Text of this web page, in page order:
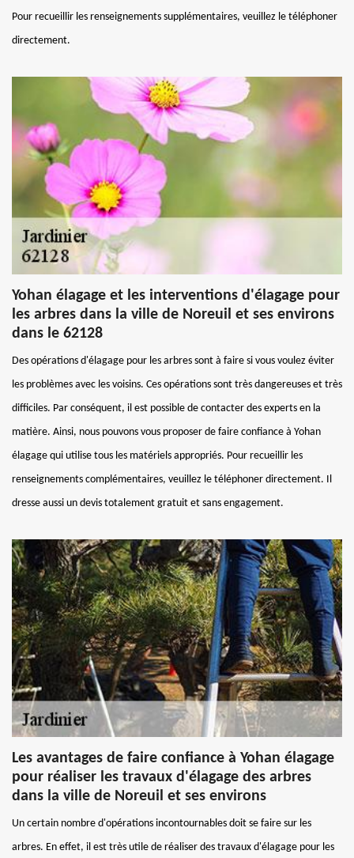
Pour recueillir les renseignements supplémentaires, veuillez le téléphoner
directement.
Yohan élagage et les interventions d'élagage pour
les arbres dans la ville de Noreuil et ses environs
dans le 62128
Des opérations d'élagage pour les arbres sont à faire si vous voulez éviter
les problèmes avec les voisins. Ces opérations sont très dangereuses et très
difficiles. Par conséquent, il est possible de contacter des experts en la
matière. Ainsi, nous pouvons vous proposer de faire confiance à Yohan
élagage qui utilise tous les matériels appropriés. Pour recueillir les
renseignements complémentaires, veuillez le téléphoner directement. Il
dresse aussi un devis totalement gratuit et sans engagement.
Les avantages de faire confiance à Yohan élagage
pour réaliser les travaux d'élagage des arbres
dans la ville de Noreuil et ses environs
Un certain nombre d'opérations incontournables doit se faire sur les
arbres. En effet, il est très utile de réaliser des travaux d'élagage pour les